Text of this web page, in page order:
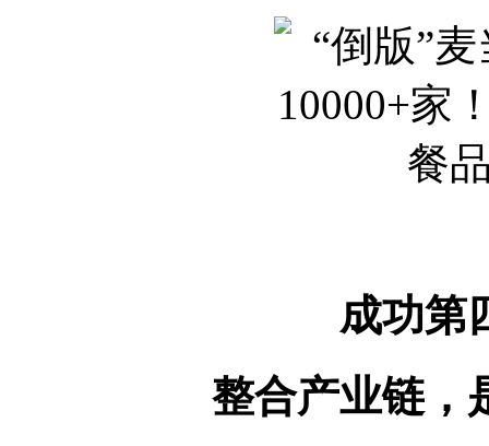
成功第
整合产业链，